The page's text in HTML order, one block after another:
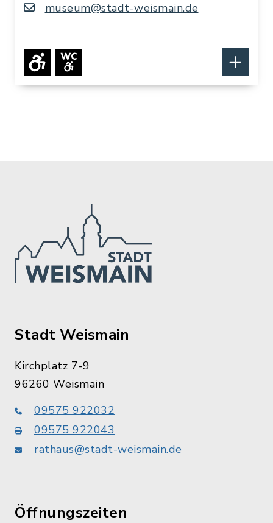
museum@stadt-weismain.de
Öffnungszeiten der Stadtbücherei:
Mittwoch und Freitag von 16.00-18.30
Uhr
In Karte anzeigen
Stadt Weismain
Kirchplatz 7-9
96260 Weismain
09575 922032
09575 922043
rathaus@stadt-weismain.de
Öffnungszeiten